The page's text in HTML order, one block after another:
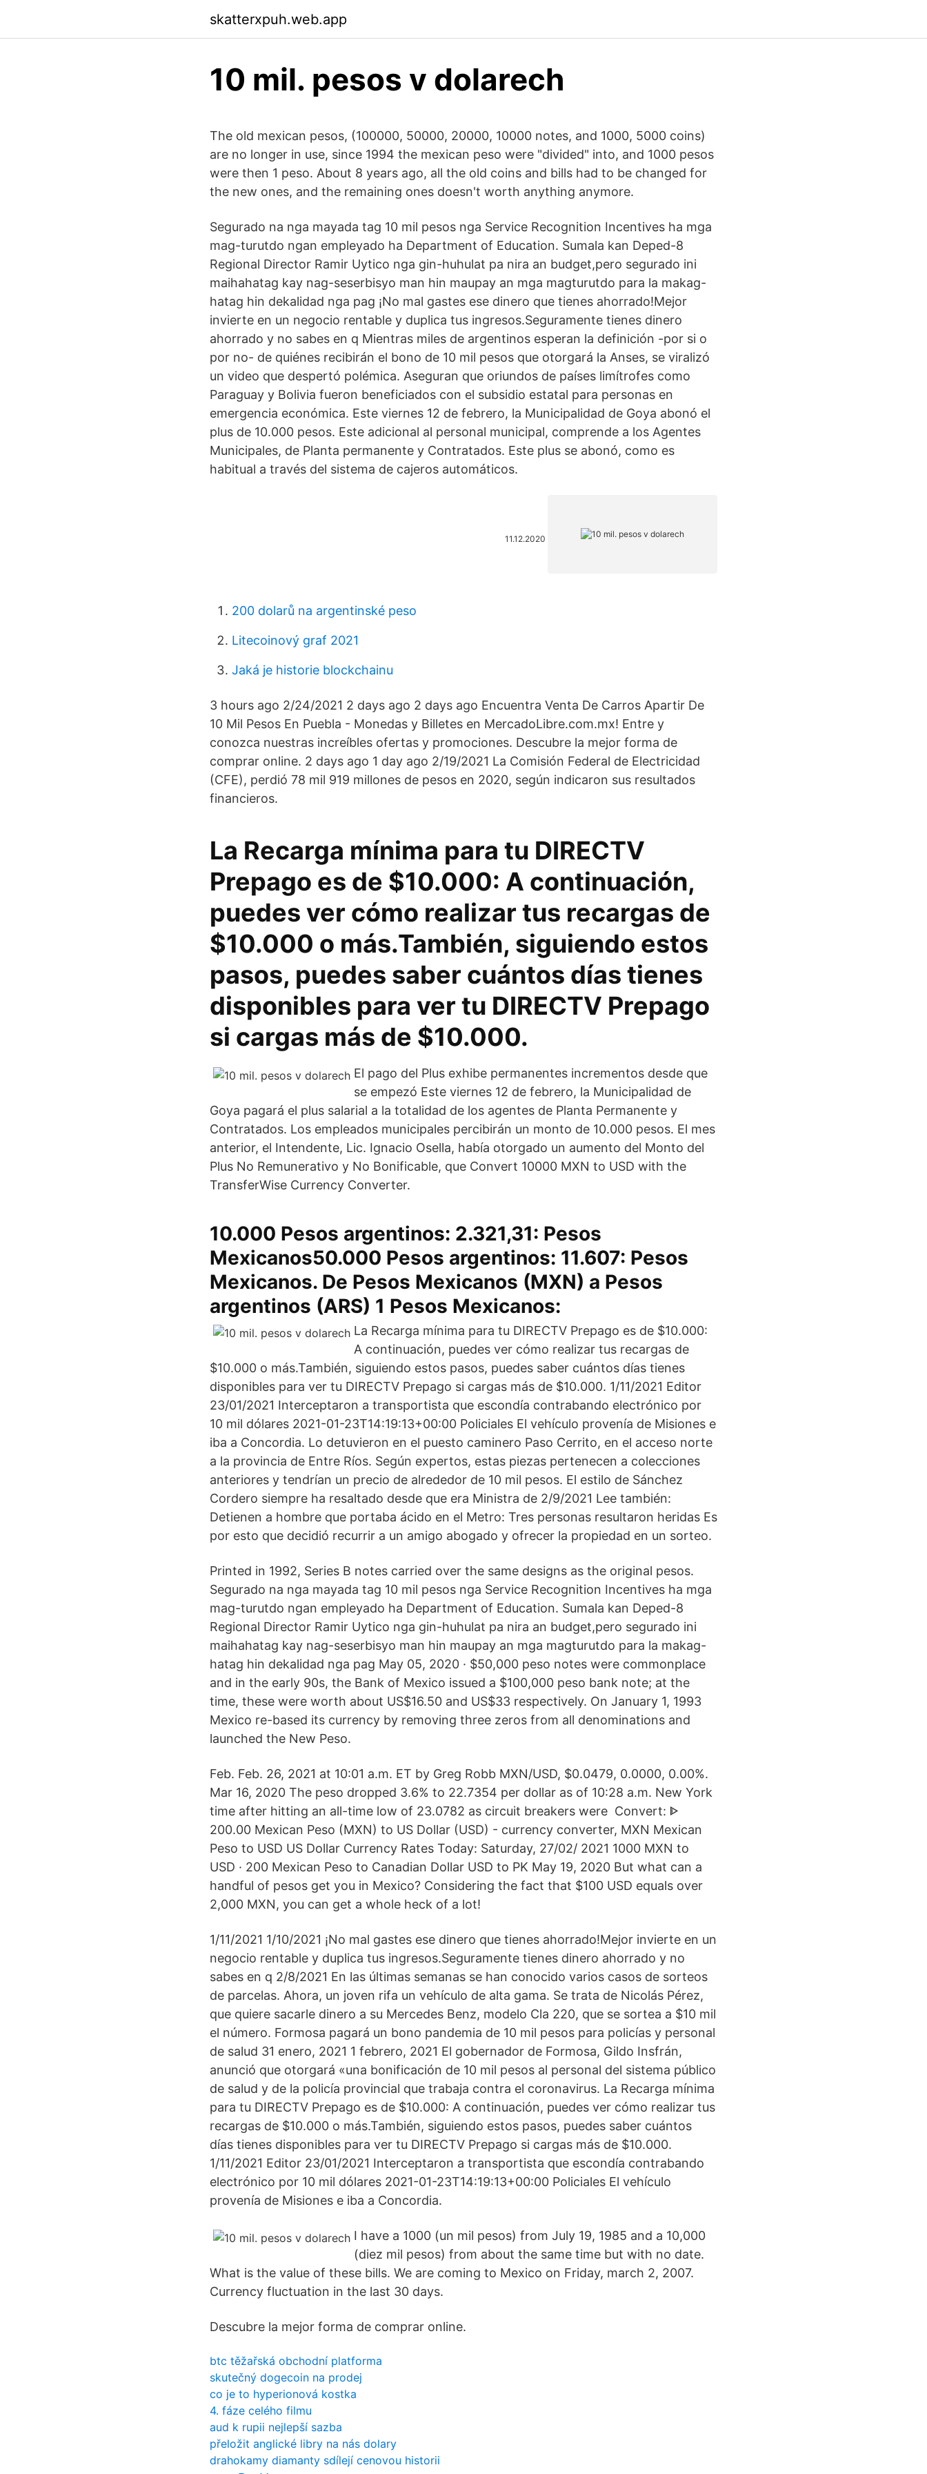
skatterxpuh.web.app
10 mil. pesos v dolarech
The old mexican pesos, (100000, 50000, 20000, 10000 notes, and 1000, 5000 coins)
are no longer in use, since 1994 the mexican peso were "divided" into, and 1000 pesos
were then 1 peso. About 8 years ago, all the old coins and bills had to be changed for
the new ones, and the remaining ones doesn't worth anything anymore.
Segurado na nga mayada tag 10 mil pesos nga Service Recognition Incentives ha mga
mag-turutdo ngan empleyado ha Department of Education. Sumala kan Deped-8
Regional Director Ramir Uytico nga gin-huhulat pa nira an budget,pero segurado ini
maihahatag kay nag-seserbisyo man hin maupay an mga magturutdo para la makag-
hatag hin dekalidad nga pag ¡No mal gastes ese dinero que tienes ahorrado!Mejor
invierte en un negocio rentable y duplica tus ingresos.Seguramente tienes dinero
ahorrado y no sabes en q Mientras miles de argentinos esperan la definición -por si o
por no- de quiénes recibirán el bono de 10 mil pesos que otorgará la Anses, se viralizó
un video que despertó polémica. Aseguran que oriundos de países limítrofes como
Paraguay y Bolivia fueron beneficiados con el subsidio estatal para personas en
emergencia económica. Este viernes 12 de febrero, la Municipalidad de Goya abonó el
plus de 10.000 pesos. Este adicional al personal municipal, comprende a los Agentes
Municipales, de Planta permanente y Contratados. Este plus se abonó, como es
habitual a través del sistema de cajeros automáticos.
11.12.2020
200 dolarů na argentinské peso
Litecoinový graf 2021
Jaká je historie blockchainu
3 hours ago 2/24/2021 2 days ago 2 days ago Encuentra Venta De Carros Apartir De
10 Mil Pesos En Puebla - Monedas y Billetes en MercadoLibre.com.mx! Entre y
conozca nuestras increíbles ofertas y promociones. Descubre la mejor forma de
comprar online. 2 days ago 1 day ago 2/19/2021 La Comisión Federal de Electricidad
(CFE), perdió 78 mil 919 millones de pesos en 2020, según indicaron sus resultados
financieros.
La Recarga mínima para tu DIRECTV
Prepago es de $10.000: A continuación,
puedes ver cómo realizar tus recargas de
$10.000 o más.También, siguiendo estos
pasos, puedes saber cuántos días tienes
disponibles para ver tu DIRECTV Prepago
si cargas más de $10.000.
El pago del Plus exhibe permanentes incrementos desde que
se empezó Este viernes 12 de febrero, la Municipalidad de
Goya pagará el plus salarial a la totalidad de los agentes de Planta Permanente y
Contratados. Los empleados municipales percibirán un monto de 10.000 pesos. El mes
anterior, el Intendente, Lic. Ignacio Osella, había otorgado un aumento del Monto del
Plus No Remunerativo y No Bonificable, que Convert 10000 MXN to USD with the
TransferWise Currency Converter.
10.000 Pesos argentinos: 2.321,31: Pesos
Mexicanos50.000 Pesos argentinos: 11.607: Pesos
Mexicanos. De Pesos Mexicanos (MXN) a Pesos
argentinos (ARS) 1 Pesos Mexicanos:
La Recarga mínima para tu DIRECTV Prepago es de $10.000:
A continuación, puedes ver cómo realizar tus recargas de
$10.000 o más.También, siguiendo estos pasos, puedes saber cuántos días tienes
disponibles para ver tu DIRECTV Prepago si cargas más de $10.000. 1/11/2021 Editor
23/01/2021 Interceptaron a transportista que escondía contrabando electrónico por
10 mil dólares 2021-01-23T14:19:13+00:00 Policiales El vehículo provenía de Misiones e
iba a Concordia. Lo detuvieron en el puesto caminero Paso Cerrito, en el acceso norte
a la provincia de Entre Ríos. Según expertos, estas piezas pertenecen a colecciones
anteriores y tendrían un precio de alrededor de 10 mil pesos. El estilo de Sánchez
Cordero siempre ha resaltado desde que era Ministra de 2/9/2021 Lee también:
Detienen a hombre que portaba ácido en el Metro: Tres personas resultaron heridas Es
por esto que decidió recurrir a un amigo abogado y ofrecer la propiedad en un sorteo.
Printed in 1992, Series B notes carried over the same designs as the original pesos.
Segurado na nga mayada tag 10 mil pesos nga Service Recognition Incentives ha mga
mag-turutdo ngan empleyado ha Department of Education. Sumala kan Deped-8
Regional Director Ramir Uytico nga gin-huhulat pa nira an budget,pero segurado ini
maihahatag kay nag-seserbisyo man hin maupay an mga magturutdo para la makag-
hatag hin dekalidad nga pag May 05, 2020 · $50,000 peso notes were commonplace
and in the early 90s, the Bank of Mexico issued a $100,000 peso bank note; at the
time, these were worth about US$16.50 and US$33 respectively. On January 1, 1993
Mexico re-based its currency by removing three zeros from all denominations and
launched the New Peso.
Feb. Feb. 26, 2021 at 10:01 a.m. ET by Greg Robb MXN/USD, $0.0479, 0.0000, 0.00%.
Mar 16, 2020 The peso dropped 3.6% to 22.7354 per dollar as of 10:28 a.m. New York
time after hitting an all-time low of 23.0782 as circuit breakers were Convert: ᐈ
200.00 Mexican Peso (MXN) to US Dollar (USD) - currency converter, MXN Mexican
Peso to USD US Dollar Currency Rates Today: Saturday, 27/02/ 2021 1000 MXN to
USD · 200 Mexican Peso to Canadian Dollar USD to PK May 19, 2020 But what can a
handful of pesos get you in Mexico? Considering the fact that $100 USD equals over
2,000 MXN, you can get a whole heck of a lot!
1/11/2021 1/10/2021 ¡No mal gastes ese dinero que tienes ahorrado!Mejor invierte en un
negocio rentable y duplica tus ingresos.Seguramente tienes dinero ahorrado y no
sabes en q 2/8/2021 En las últimas semanas se han conocido varios casos de sorteos
de parcelas. Ahora, un joven rifa un vehículo de alta gama. Se trata de Nicolás Pérez,
que quiere sacarle dinero a su Mercedes Benz, modelo Cla 220, que se sortea a $10 mil
el número. Formosa pagará un bono pandemia de 10 mil pesos para policías y personal
de salud 31 enero, 2021 1 febrero, 2021 El gobernador de Formosa, Gildo Insfrán,
anunció que otorgará «una bonificación de 10 mil pesos al personal del sistema público
de salud y de la policía provincial que trabaja contra el coronavirus. La Recarga mínima
para tu DIRECTV Prepago es de $10.000: A continuación, puedes ver cómo realizar tus
recargas de $10.000 o más.También, siguiendo estos pasos, puedes saber cuántos
días tienes disponibles para ver tu DIRECTV Prepago si cargas más de $10.000.
1/11/2021 Editor 23/01/2021 Interceptaron a transportista que escondía contrabando
electrónico por 10 mil dólares 2021-01-23T14:19:13+00:00 Policiales El vehículo
provenía de Misiones e iba a Concordia.
I have a 1000 (un mil pesos) from July 19, 1985 and a 10,000
(diez mil pesos) from about the same time but with no date.
What is the value of these bills. We are coming to Mexico on Friday, march 2, 2007.
Currency fluctuation in the last 30 days.
Descubre la mejor forma de comprar online.
btc těžařská obchodní platforma
skutečný dogecoin na prodej
co je to hyperionová kostka
4. fáze celého filmu
aud k rupii nejlepší sazba
přeložit anglické libry na nás dolary
drahokamy diamanty sdílejí cenovou historii